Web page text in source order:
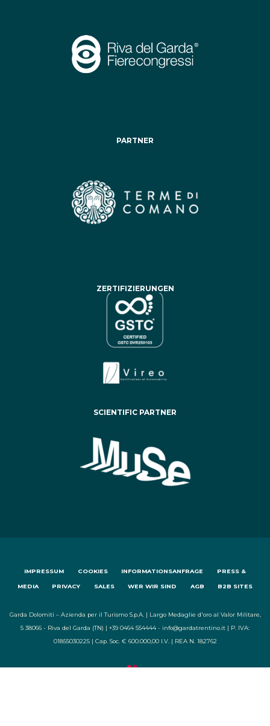
PARTNER
ZERTIFIZIERUNGEN
SCIENTIFIC PARTNER
IMPRESSUM COOKIES INFORMATIONSANFRAGE PRESS &
MEDIA PRIVACY SALES WER WIR SIND AGB B2B SITES
Garda Dolomiti – Azienda per il Turismo S.p.A. | Largo Medaglie d'oro al Valor Militare,
5 38066 - Riva del Garda (TN) | +39 0464 554444 - info@gardatrentino.it | P. IVA:
01855030225 | Cap. Soc. € 600.000,00 I.V. | REA N. 182762